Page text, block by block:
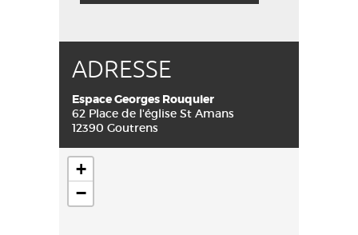
ADRESSE
Espace Georges Rouquier
62 Place de l'église St Amans
12390 Goutrens
+
−